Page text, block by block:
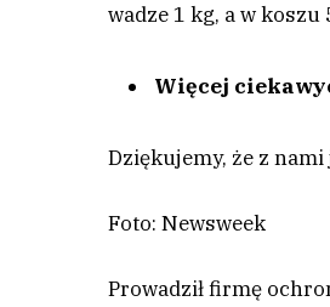
wadze 1 kg, a w
Więcej
Dziękujemy, że z nami
Foto: Newsweek
Prowadził firmę